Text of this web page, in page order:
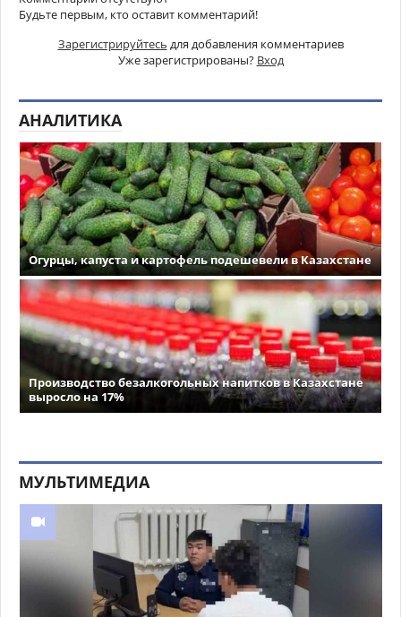
Будьте первым, кто оставит комментарий!
Зарегистрируйтесь для добавления комментариев
Уже зарегистрированы? Вход
АНАЛИТИКА
Огурцы, капуста и картофель подешевели в Казахстане
Производство безалкогольных напитков в Казахстане
выросло на 17%
МУЛЬТИМЕДИА